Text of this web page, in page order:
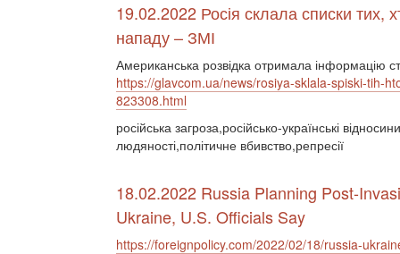
19.02.2022 Росія склала списки тих,
нападу – ЗМІ
Американська розвідка отримала інформацію
https://glavcom.ua/news/rosiya-sklala-spiski-tih-
823308.html
російська загроза,російсько-українські
людяності,політичне вбивство,репресії
18.02.2022 Russia Planning Post-
Ukraine, U.S. Officials Say
https://foreignpolicy.com/2022/02/18/russia-